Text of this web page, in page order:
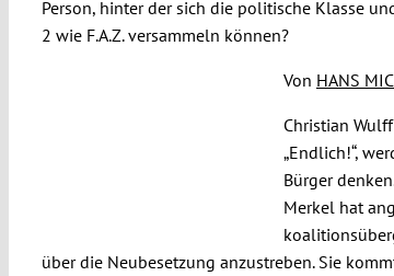
Person, hinter der sich die politische Klasse
2 wie F.A.Z. versammeln können?
Von HANS
Christian
„Endlich!“,
Bürger
Merkel hat
über die Neubesetzung anzustreben. Sie